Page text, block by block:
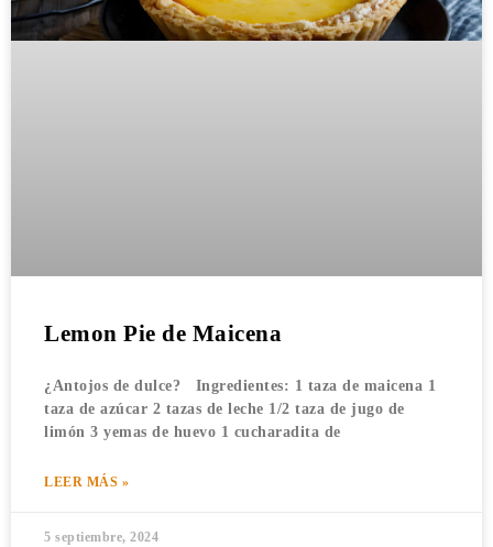
Lemon Pie de Maicena
¿Antojos de dulce? Ingredientes: 1 taza de maicena 1
taza de azúcar 2 tazas de leche 1/2 taza de jugo de
limón 3 yemas de huevo 1 cucharadita de
LEER MÁS »
5 septiembre, 2024